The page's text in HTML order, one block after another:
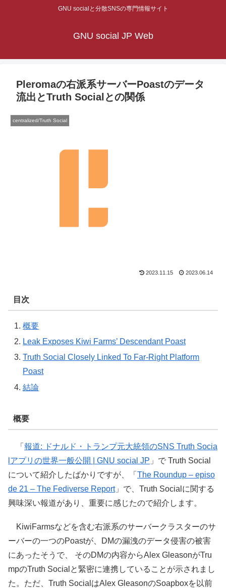
GNU socialと分散SNSの専門情報サイト
GNU social JP Web
Pleromaの右派系サーバーPoastのデータ
流出とTruth Socialとの関係
centralized/Truth Social
2023.11.15 2023.06.14
目次
概要
Leak Exposes Kiwi Farms’ Descendant Poast
Truth Social Closely Linked To Far-Right Platform
Poast
結論
概要
「 報道: ドナルド・トランプ元大統領のSNS Truth Socia
lアプリの世界一般公開 | GNU social JP 」で Truth Social
について紹介したばかりですが、「 The Roundup – episo
de 21 – The Fediverse Report」で、Truth Socialに関する
興味深い報道があり、重要に感じたので紹介します。
KiwiFarmsなどを含む右派系のサーバークラスターのサ
ーバーの一つのPoastが、DMの漏洩のデータ侵害の被害
にあったそうで、 そのDMの内容からAlex GleasonがTru
mpのTruth Socialと緊密に連携していることが示されまし
た。ただ、Truth SocialはAlex GleasonのSoapboxを以前